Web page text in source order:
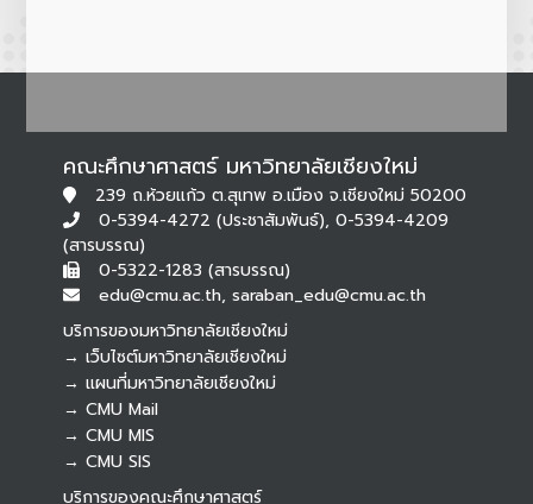
คณะศึกษาศาสตร์ มหาวิทยาลัยเชียงใหม่
239 ถ.ห้วยแก้ว ต.สุเทพ อ.เมือง จ.เชียงใหม่ 50200
0-5394-4272 (ประชาสัมพันธ์), 0-5394-4209
(สารบรรณ)
0-5322-1283 (สารบรรณ)
edu@cmu.ac.th, saraban_edu@cmu.ac.th
บริการของมหาวิทยาลัยเชียงใหม่
→ เว็บไซต์มหาวิทยาลัยเชียงใหม่
→ แผนที่มหาวิทยาลัยเชียงใหม่
→ CMU Mail
→ CMU MIS
→ CMU SIS
บริการของคณะศึกษาศาสตร์
Botnoi Assistant
Connecting…